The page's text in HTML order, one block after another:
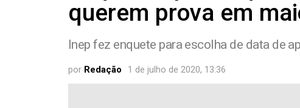
querem prova em
Inep fez enquete para escolha de data de
por Redação 1 de julho de 2020, 13:36